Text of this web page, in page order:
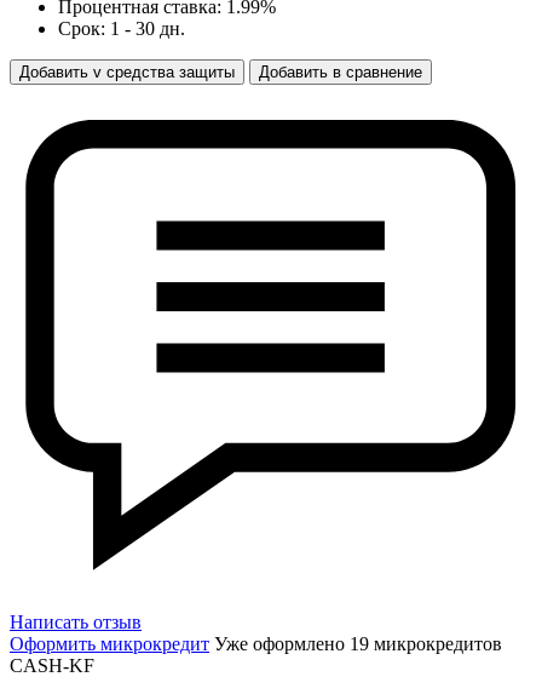
Процентная ставка: 1.99%
Срок: 1 - 30 дн.
Добавить v средства защиты Добавить в сравнение
Написать отзыв
Оформить микрокредит Уже оформлено 19 микрокредитов
CASH-KF